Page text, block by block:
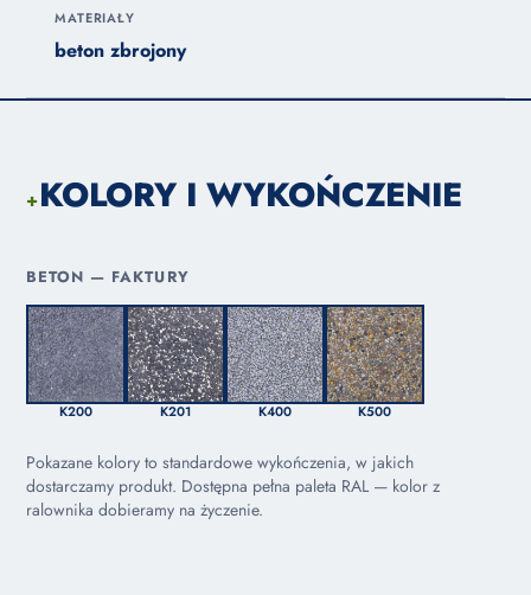
MATERIAŁY
beton zbrojony
+KOLORY I WYKOŃCZENIE
BETON — FAKTURY
K200 K201 K400 K500
Pokazane kolory to standardowe wykończenia, w jakich
dostarczamy produkt. Dostępna pełna paleta RAL — kolor z
ralownika dobieramy na życzenie.